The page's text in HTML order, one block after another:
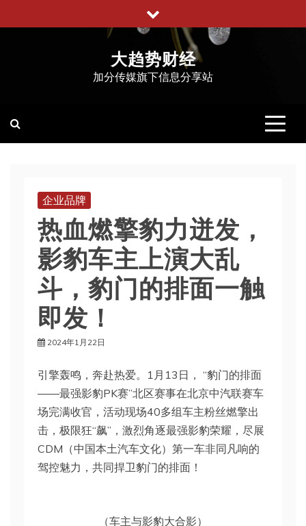
至
大趋势财经
加分传媒旗下信息分享站
企业品牌
热血燃擎豹力迸发，
影豹车主上演大乱
斗，豹门的排面一触
即发！
2024年1月22日
引擎轰鸣，奔赴热爱。1月13日， “豹门的排面
——最强影豹PK赛”北区赛事在北京中汽联赛车
场完满收官，活动现场40多组车主粉丝燃擎出
击，极限狂“飙”，激烈角逐最强影豹荣耀，尽展
CDM（中国本土汽车文化）第一车非同凡响的
驾控魅力，共同捍卫豹门的排面！
（车主与影豹大合影）